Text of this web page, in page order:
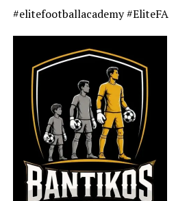
#elitefootballacademy #EliteFA